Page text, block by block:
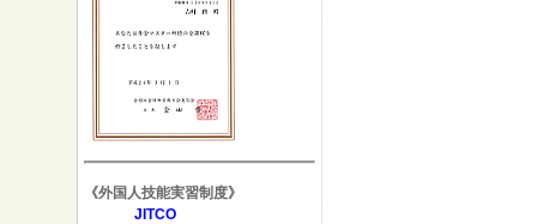
《外国人技能実習制度》
JITCO